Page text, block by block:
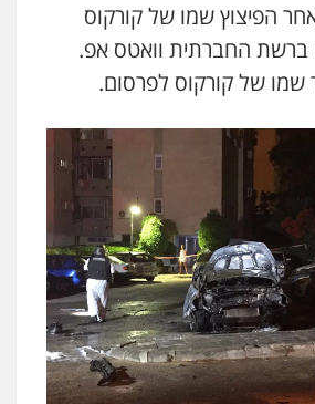
הפיצוץ שמו של קורקוס
ברשת החברתית וואטס אפ.